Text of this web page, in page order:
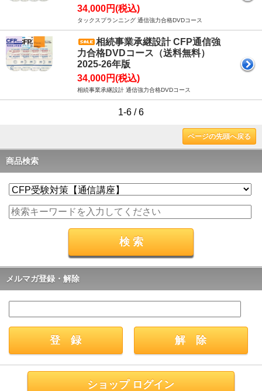
34,000円(税込)
タックスプランニング 通信強力合格DVDコース
相続事業承継設計 CFP通信強
力合格DVDコース（送料無料）
2025-26年版
34,000円(税込)
相続事業承継設計 通信強力合格DVDコース
1-6 / 6
ページの先頭へ戻る
商品検索
メルマガ登録・解除
ショップ ログイン